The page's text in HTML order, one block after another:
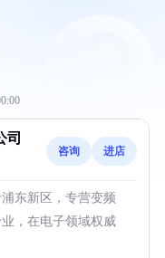
司
咨询 进店
东新区，专营变频
，在电子领域权威